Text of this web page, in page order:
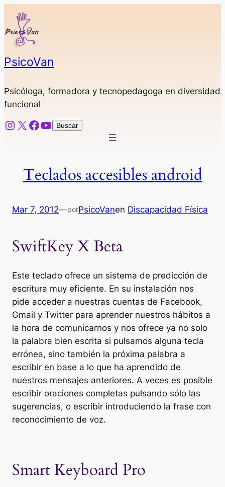
Saltar
contenido
PsicoVan
Psicóloga, formadora y tecnopedagoga en diversidad
funcional
Instagram
X Facebook
YouTube
Buscar
Buscar
Teclados accesibles android
Mar 7, 2012—porPsicoVanen Discapacidad Física
SwiftKey X Beta
Este teclado ofrece un sistema de predicción de
escritura muy eficiente. En su instalación nos
pide acceder a nuestras cuentas de Facebook,
Gmail y Twitter para aprender nuestros hábitos a
la hora de comunicarnos y nos ofrece ya no solo
la palabra bien escrita si pulsamos alguna tecla
errónea, sino también la próxima palabra a
escribir en base a lo que ha aprendido de
nuestros mensajes anteriores. A veces es posible
escribir oraciones completas pulsando sólo las
sugerencias, o escribir introduciendo la frase con
reconocimiento de voz.
Smart Keyboard Pro